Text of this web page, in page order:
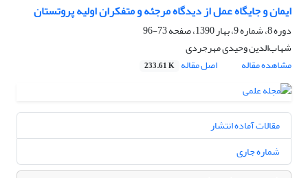
ایمان و جایگاه عمل از دیدگاه مرجئه و متفکران اولیه پروتستان
دوره 8، شماره 9، بهار 1390، صفحه
73-96
شهاب‌الدین وحیدی مهرجردی
مشاهده مقاله
اصل مقاله 233.61 K
مقالات آماده انتشار
شماره جاری